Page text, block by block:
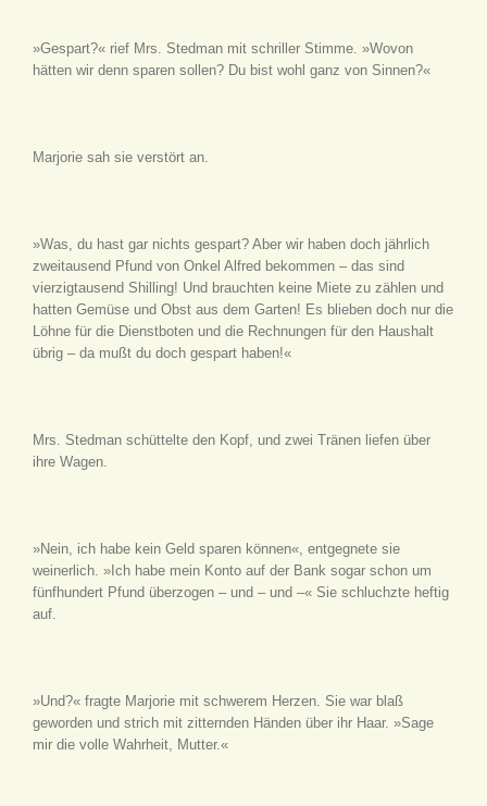
»Gespart?« rief Mrs. Stedman mit schriller Stimme. »Wovon
hätten wir denn sparen sollen? Du bist wohl ganz von Sinnen?«
Marjorie sah sie verstört an.
»Was, du hast gar nichts gespart? Aber wir haben doch jährlich
zweitausend Pfund von Onkel Alfred bekommen – das sind
vierzigtausend Shilling! Und brauchten keine Miete zu zählen und
hatten Gemüse und Obst aus dem Garten! Es blieben doch nur die
Löhne für die Dienstboten und die Rechnungen für den Haushalt
übrig – da mußt du doch gespart haben!«
Mrs. Stedman schüttelte den Kopf, und zwei Tränen liefen über
ihre Wagen.
»Nein, ich habe kein Geld sparen können«, entgegnete sie
weinerlich. »Ich habe mein Konto auf der Bank sogar schon um
fünfhundert Pfund überzogen – und – und –« Sie schluchzte heftig
auf.
»Und?« fragte Marjorie mit schwerem Herzen. Sie war blaß
geworden und strich mit zitternden Händen über ihr Haar. »Sage
mir die volle Wahrheit, Mutter.«